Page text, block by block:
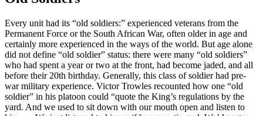
Every unit had its “old soldiers:” experienced veterans from the
Permanent Force or the South African War, often older in age and
certainly more experienced in the ways of the world. But age alone
did not define “old soldier” status: there were many “old soldiers”
who had spent a year or two at the front, had become jaded, and all
before their 20th birthday. Generally, this class of soldier had pre-
war military experience. Victor Trowles recounted how one “old
soldier” in his platoon could “quote the King’s regulations by the
yard. And we used to sit down with our mouth open and listen to